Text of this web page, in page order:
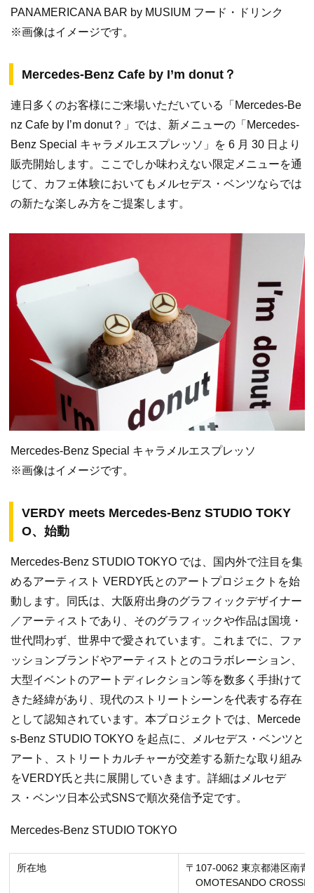
PANAMERICANA BAR by MUSIUM フード・ドリンク
※画像はイメージです。
Mercedes-Benz Cafe by I’m donut？
連日多くのお客様にご来場いただいている「Mercedes-Be
nz Cafe by I’m donut？」では、新メニューの「Mercedes-
Benz Special キャラメルエスプレッソ」を 6 月 30 日より
販売開始します。ここでしか味わえない限定メニューを通
じて、カフェ体験においてもメルセデス・ベンツならでは
の新たな楽しみ方をご提案します。
Mercedes-Benz Special キャラメルエスプレッソ
※画像はイメージです。
VERDY meets Mercedes-Benz STUDIO TOKY
O、始動
Mercedes-Benz STUDIO TOKYO では、国内外で注目を集
めるアーティスト VERDY氏とのアートプロジェクトを始
動します。同氏は、大阪府出身のグラフィックデザイナー
／アーティストであり、そのグラフィックや作品は国境・
世代問わず、世界中で愛されています。これまでに、ファ
ッションブランドやアーティストとのコラボレーション、
大型イベントのアートディレクション等を数多く手掛けて
きた経緯があり、現代のストリートシーンを代表する存在
として認知されています。本プロジェクトでは、Mercede
s-Benz STUDIO TOKYO を起点に、メルセデス・ベンツと
アート、ストリートカルチャーが交差する新たな取り組み
をVERDY氏と共に展開していきます。詳細はメルセデ
ス・ベンツ日本公式SNSで順次発信予定です。
Mercedes-Benz STUDIO TOKYO
所在地
〒107-0062 東京都港区南青
OMOTESANDO